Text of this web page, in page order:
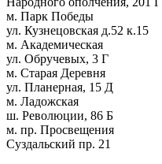
м. Парк Победы
ул. Кузнецовская д.52 к.15
м. Академическая
ул. Обручевых, 3 Г
м. Старая Деревня
ул. Планерная, 15 Д
м. Ладожская
ш. Революции, 86 Б
м. пр. Просвещения
Суздальский пр. 21